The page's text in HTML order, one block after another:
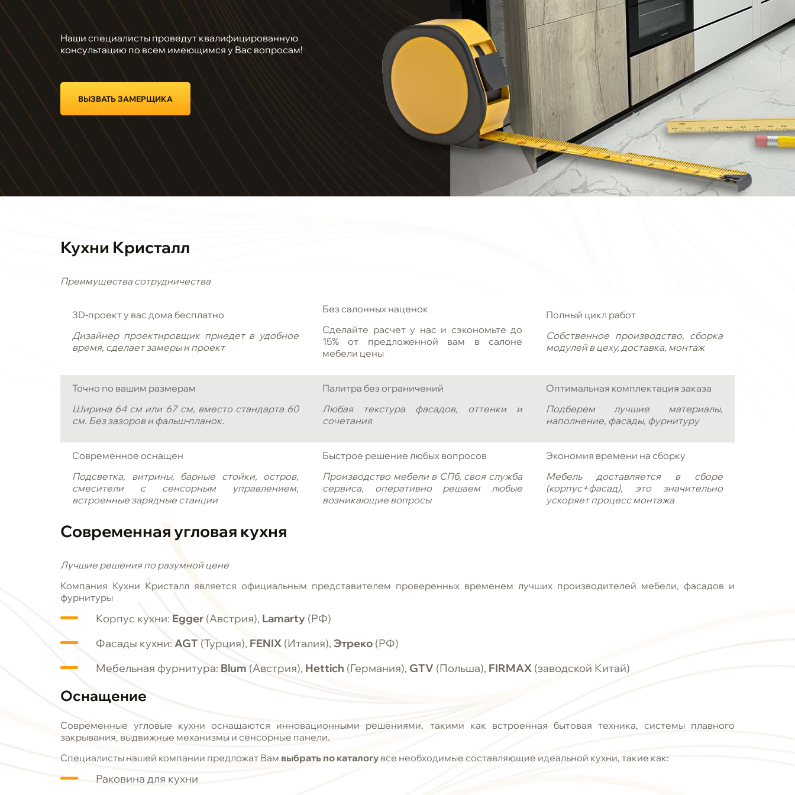
Наши специалисты проведут квалифицированную
консультацию по всем имеющимся у Вас вопросам!
ВЫЗВАТЬ ЗАМЕРЩИКА
Кухни Кристалл
Преимущества сотрудничества
3D-проект у вас дома бесплатно
Дизайнер проектировщик приедет в удобное
время, сделает замеры и проект
Без салонных наценок
Сделайте расчет у нас и сэкономьте до
15% от предложенной вам в салоне
мебели цены
Полный цикл работ
Собственное производство, сборка
модулей в цеху, доставка, монтаж
Точно по вашим размерам
Ширина 64 см или 67 см, вместо стандарта 60
см. Без зазоров и фальш-планок.
Палитра без ограничений
Любая текстура фасадов, оттенки и
сочетания
Оптимальная комплектация заказа
Подберем лучшие материалы,
наполнение, фасады, фурнитуру
Современное оснащен
Подсветка, витрины, барные стойки, остров,
смесители с сенсорным управлением,
встроенные зарядные станции
Быстрое решение любых вопросов
Производство мебели в СПб, своя служба
сервиса, оперативно решаем любые
возникающие вопросы
Экономия времени на сборку
Мебель доставляется в сборе
(корпус+фасад), это значительно
ускоряет процесс монтажа
Современная угловая кухня
Лучшие решения по разумной цене
Компания Кухни Кристалл является официальным представителем проверенных временем лучших производителей мебели, фасадов и
фурнитуры
Корпус кухни: Egger (Австрия), Lamarty (РФ)
Фасады кухни: AGT (Турция), FENIX (Италия), Этреко (РФ)
Мебельная фурнитура: Blum (Австрия), Hettich (Германия), GTV (Польша), FIRMAX (заводской Китай)
Оснащение
Современные угловые кухни оснащаются инновационными решениями, такими как встроенная бытовая техника, системы плавного
закрывания, выдвижные механизмы и сенсорные панели.
Специалисты нашей компании предложат Вам выбрать по каталогу все необходимые составляющие идеальной кухни, такие как:
Раковина для кухни